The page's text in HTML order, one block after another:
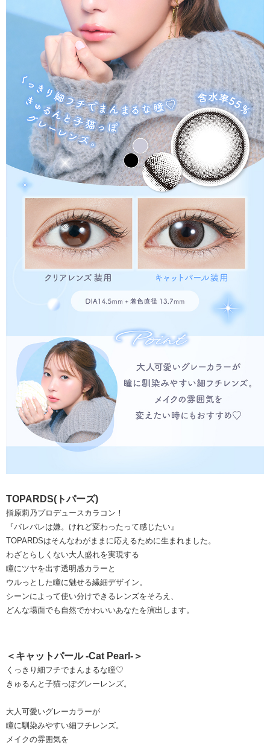
TOPARDS(トパーズ)
指原莉乃プロデュースカラコン！
『バレバレは嫌。けれど変わったって感じたい』
TOPARDSはそんなわがままに応えるために生まれました。
わざとらしくない大人盛れを実現する
瞳にツヤを出す透明感カラーと
ウルっとした瞳に魅せる繊細デザイン。
シーンによって使い分けできるレンズをそろえ、
どんな場面でも自然でかわいいあなたを演出します。
＜キャットパール -Cat Pearl-＞
くっきり細フチでまんまるな瞳♡
きゅるんと子猫っぽグレーレンズ。
大人可愛いグレーカラーが
瞳に馴染みやすい細フチレンズ。
メイクの雰囲気を